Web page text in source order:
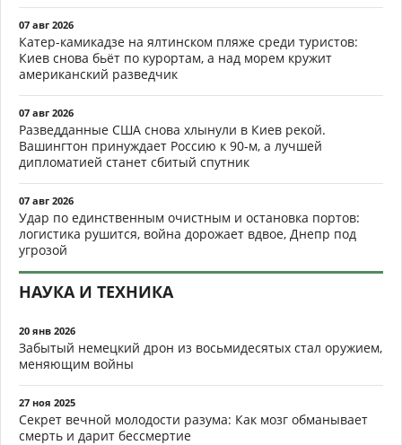
07 авг 2026
Катер-камикадзе на ялтинском пляже среди туристов:
Киев снова бьёт по курортам, а над морем кружит
американский разведчик
07 авг 2026
Разведданные США снова хлынули в Киев рекой.
Вашингтон принуждает Россию к 90-м, а лучшей
дипломатией станет сбитый спутник
07 авг 2026
Удар по единственным очистным и остановка портов:
логистика рушится, война дорожает вдвое, Днепр под
угрозой
НАУКА И ТЕХНИКА
20 янв 2026
Забытый немецкий дрон из восьмидесятых стал оружием,
меняющим войны
27 ноя 2025
Секрет вечной молодости разума: Как мозг обманывает
смерть и дарит бессмертие